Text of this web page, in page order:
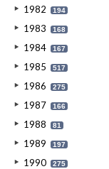
1982 194
1983 168
1984 167
1985 517
1986 275
1987 166
1988 81
1989 197
1990 275